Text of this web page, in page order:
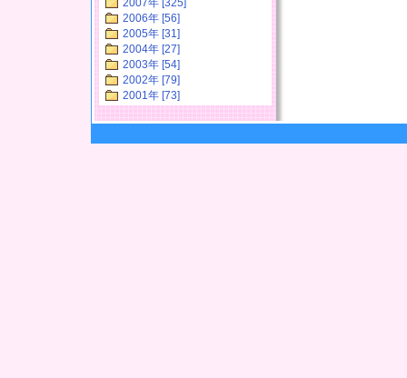
2007年 [325]
2006年 [56]
2005年 [31]
2004年 [27]
2003年 [54]
2002年 [79]
2001年 [73]